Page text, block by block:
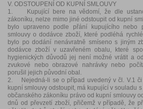
V. ODSTOUPENÍ OD KUPNÍ SMLOUVY
1. Kupující bere na vědomí, že dle
zákoníku, nelze mimo jiné odstoupit od kupní
bylo upraveno podle přání kupujícího
smlouvy o dodávce zboží, které podléhá
bylo po dodání nenávratně smíseno s jiným
dodávce zboží v uzavřeném obalu, které
hygienických důvodů jej není možné vrátit a
zvukové nebo obrazové nahrávky nebo
porušil jejich původní obal.
2. Nejedná-li se o případ uvedený v čl. V.1 či
kupní smlouvy odstoupit, má kupující v souladu
občanského zákoníku právo od kupní smlouvy
dnů od převzetí zboží, přičemž v případě, že